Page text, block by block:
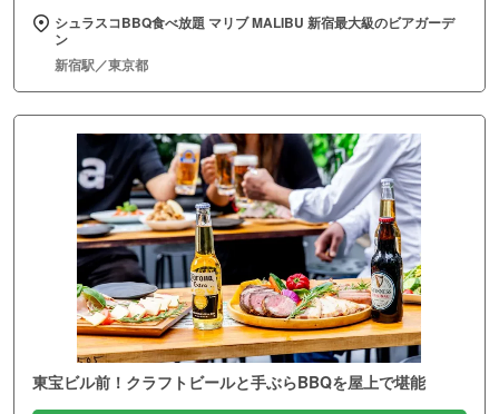
シュラスコBBQ食べ放題 マリブ MALIBU 新宿最大級のビアガーデ
ン
新宿駅／東京都
東宝ビル前！クラフトビールと手ぶらBBQを屋上で堪能